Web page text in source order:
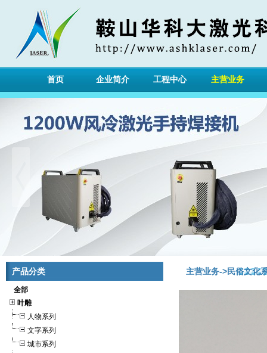
首页 企业简介 工程中心 主营业务
产品分类
全部
叶雕
人物系列
文字系列
城市系列
主营业务->民俗文化